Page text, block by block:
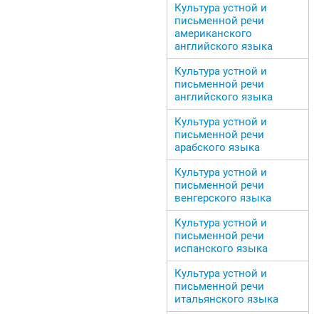
Культура устной и
письменной речи
американского
английского языка
Культура устной и
письменной речи
английского языка
Культура устной и
письменной речи
арабского языка
Культура устной и
письменной речи
венгерского языка
Культура устной и
письменной речи
испанского языка
Культура устной и
письменной речи
итальянского языка